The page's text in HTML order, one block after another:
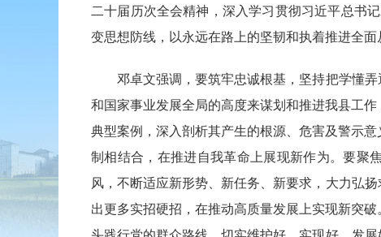
二十届历次全会精神，深入学习贯彻习近平总书
变思想防线，以永远在路上的坚韧和执着推进全面
邓卓文强调，要筑牢忠诚根基，坚持把学懂弄
和国家事业发展全局的高度来谋划和推进我县工
典型案例，深入剖析其产生的根源、危害及警示
制相结合，在推进自我革命上展现新作为。要聚
风，不断适应新形势、新任务、新要求，大力弘
出更多实招硬招，在推动高质量发展上实现新突